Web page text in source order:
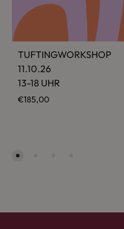
TUFTING­WORKSHOP
11.10.26
13-18 UHR
€185,00